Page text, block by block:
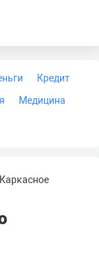
Кредит
Медицина